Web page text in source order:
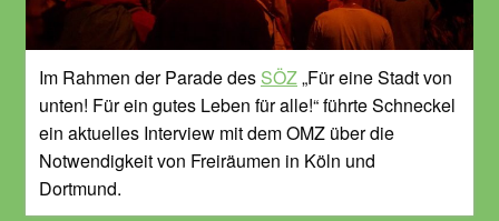
Im Rahmen der Parade des SÖZ„Für eine Stadt von
unten! Für ein gutes Leben für alle!“ führte Schneckel
ein aktuelles Interview mit dem OMZ über die
Notwendigkeit von Freiräumen in Köln und
Dortmund.